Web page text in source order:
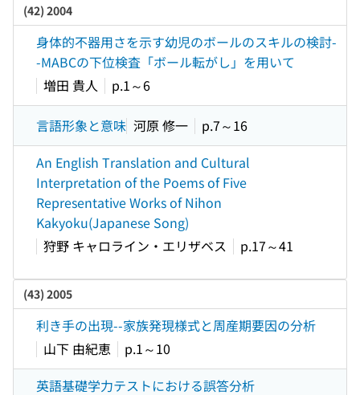
(42) 2004
身体的不器用さを示す幼児のボールのスキルの検討-
-MABCの下位検査「ボール転がし」を用いて
増田 貴人
p.1～6
言語形象と意味 河原 修一
p.7～16
An English Translation and Cultural
Interpretation of the Poems of Five
Representative Works of Nihon
Kakyoku(Japanese Song)
狩野 キャロライン・エリザベス
p.17～41
(43) 2005
利き手の出現--家族発現様式と周産期要因の分析
山下 由紀恵
p.1～10
英語基礎学力テストにおける誤答分析